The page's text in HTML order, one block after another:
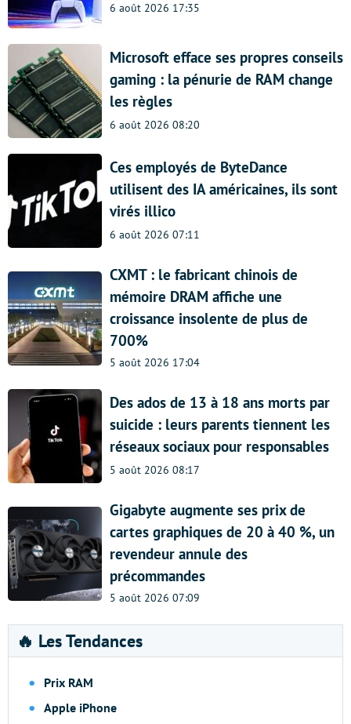
6 août 2026 17:35
Microsoft efface ses propres conseils
gaming : la pénurie de RAM change
les règles
6 août 2026 08:20
Ces employés de ByteDance
utilisent des IA américaines, ils sont
virés illico
6 août 2026 07:11
CXMT : le fabricant chinois de
mémoire DRAM affiche une
croissance insolente de plus de
700%
5 août 2026 17:04
Des ados de 13 à 18 ans morts par
suicide : leurs parents tiennent les
réseaux sociaux pour responsables
5 août 2026 08:17
Gigabyte augmente ses prix de
cartes graphiques de 20 à 40 %, un
revendeur annule des
précommandes
5 août 2026 07:09
🔥 Les Tendances
Prix RAM
Apple iPhone